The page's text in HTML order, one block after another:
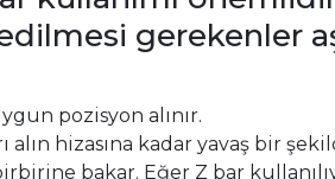
gerekenler
pozisyon alınır.
alın hizasına kadar yavaş bir
bakar. Eğer Z bar